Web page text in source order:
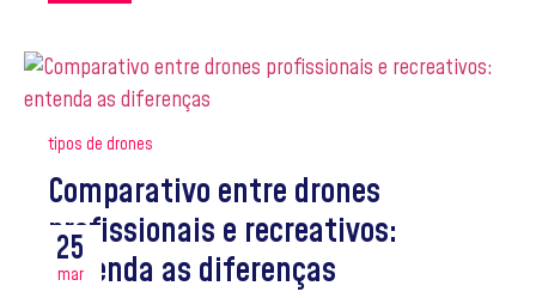
tipos de drones
Comparativo entre drones
profissionais e recreativos:
entenda as diferenças
25
mar